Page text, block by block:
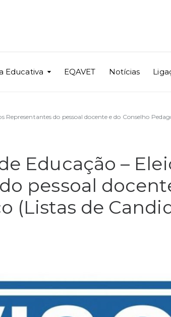
Educativa EQAVET Notícias
Representantes do pessoal docente e do Conselho
Educação –
pessoal
(Listas de